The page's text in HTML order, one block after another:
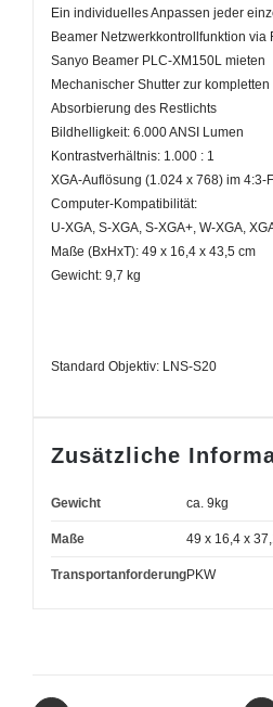
Ein individuelles Anpassen jeder
Beamer Netzwerkkontrollfunktion via
Sanyo Beamer PLC-XM150L mieten
Mechanischer Shutter zur kompletten
Absorbierung des Restlichts
Bildhelligkeit: 6.000 ANSI Lumen
Kontrastverhältnis: 1.000 : 1
XGA-Auflösung (1.024 x 768) im 4:3-
Computer-Kompatibilität:
U-XGA, S-XGA, S-XGA+, W-XGA,
Maße (BxHxT): 49 x 16,4 x 43,5 cm
Gewicht: 9,7 kg
Standard Objektiv: LNS-S20
Zusätzliche
Gewicht ca. 9kg
Maße 49 x 16,4 x
TransportanforderungPKW